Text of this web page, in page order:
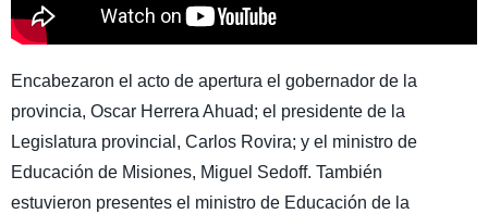
Encabezaron el acto de apertura el gobernador de la
provincia, Oscar Herrera Ahuad; el presidente de la
Legislatura provincial, Carlos Rovira; y el ministro de
Educación de Misiones, Miguel Sedoff. También
estuvieron presentes el ministro de Educación de la